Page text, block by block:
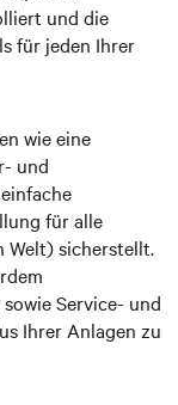
und die
für jeden Ihrer
wie eine
und
für alle
Welt) sicherstellt.
Service- und
Ihrer Anlagen zu